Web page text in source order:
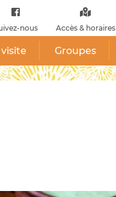
nous Accès & horaires
Groupes